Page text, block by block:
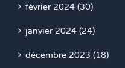
février 2024 (30)
janvier 2024 (24)
décembre 2023 (18)